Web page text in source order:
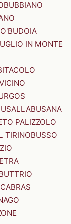
BUBBIANO
BUDOIA
IN MONTE
BUSANA
PALIZZOLO
TIRINOBUSSO
BUTTRIO
CABRAS